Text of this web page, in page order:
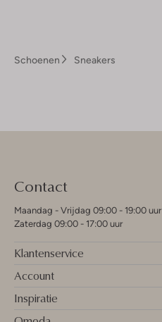
Schoenen Sneakers
Contact
Maandag - Vrijdag 09:00 - 19:00 uur
Zaterdag 09:00 - 17:00 uur
Klantenservice
Account
Inspiratie